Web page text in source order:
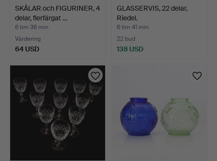
SKÅLAR och FIGURINER, 4
delar, flerfärgat …
6 tim 36 min
Värdering
64 USD
GLASSERVIS, 22 delar,
Riedel.
6 tim 41 min
22 bud
138 USD